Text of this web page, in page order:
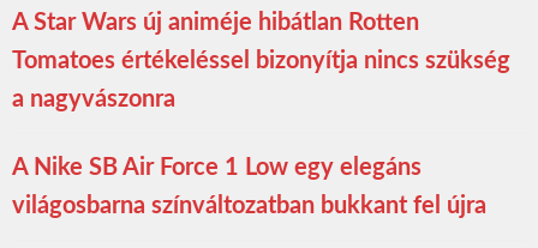
A Star Wars új animéje hibátlan Rotten
Tomatoes értékeléssel bizonyítja nincs szükség
a nagyvászonra
A Nike SB Air Force 1 Low egy elegáns
világosbarna színváltozatban bukkant fel újra